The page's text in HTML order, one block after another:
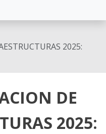
2025:
DE
2025: